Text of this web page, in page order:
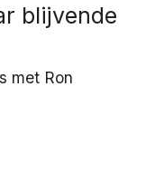
blijvende
met Ron